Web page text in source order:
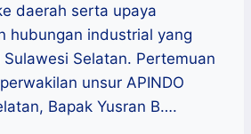
daerah serta upaya
hubungan industrial yang
Selatan. Pertemuan
unsur APINDO
Bapak Yusran B….